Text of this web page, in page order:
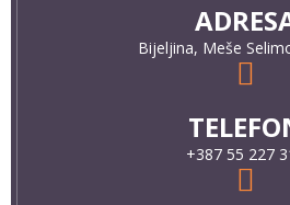
Bijeljina, Meše
+387 55 227